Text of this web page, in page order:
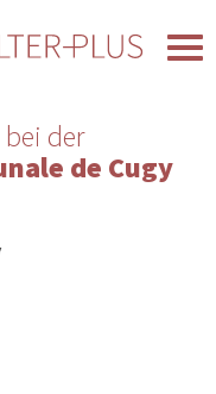
bei der
de Cugy